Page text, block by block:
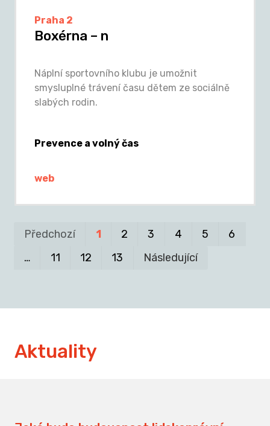
Praha 2
Boxérna – n
Náplní sportovního klubu je umožnit
smysluplné trávení času dětem ze sociálně
slabých rodin.
Prevence a volný čas
web
Předchozí 1 2 3 4 5
6
…
11 12 13 Následující
Aktuality